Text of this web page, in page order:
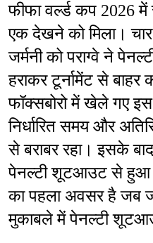
फीफा वर्ल्ड कप 2026
एक देखने को मिला। चार
जर्मनी को पराग्वे ने
हराकर टूर्नामेंट से बाहर
फॉक्सबोरो में खेले गए
निर्धारित समय और
से बराबर रहा। इसके
पेनल्टी शूटआउट से हुआ।
का पहला अवसर है जब
मुकाबले में पेनल्टी